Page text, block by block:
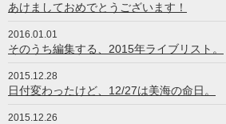
あけましておめでとうございます！
2016.01.01
そのうち編集する、2015年ライブリスト。
2015.12.28
日付変わったけど、12/27は美海の命日。
2015.12.26